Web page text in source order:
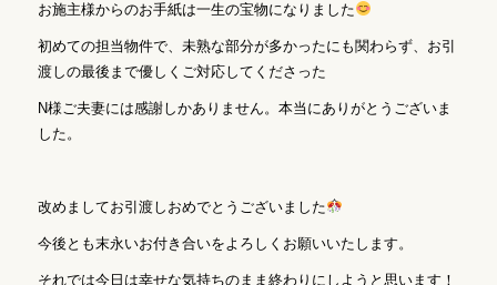
お施主様からのお手紙は一生の宝物になりました
初めての担当物件で、未熟な部分が多かったにも関わらず、お引
渡しの最後まで優しくご対応してくださった
N様ご夫妻には感謝しかありません。本当にありがとうございま
した。
改めましてお引渡しおめでとうございました
今後とも末永いお付き合いをよろしくお願いいたします。
それでは今日は幸せな気持ちのまま終わりにしようと思います！